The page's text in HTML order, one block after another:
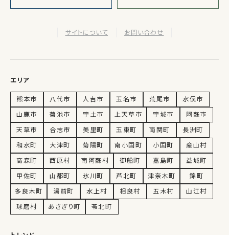
サイトについて お問い合わせ
エリア
熊本市 八代市 人吉市 玉名市 荒尾市
水俣市
山鹿市
菊池市 宇土市 上天草市 宇城市
阿蘇市
天草市
合志市 美里町 玉東町 南関町
長洲町
和水町
大津町 菊陽町 南小国町 小国町
産山村
高森町
西原村 南阿蘇村 御船町 嘉島町
益城町
甲佐町
山都町 氷川町 芦北町 津奈木町
錦町
多良木町
湯前町 水上村 相良村 五木村
山江村
球磨村
あさぎり町 苓北町